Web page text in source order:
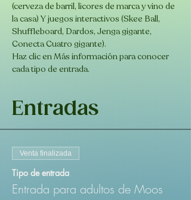
(cerveza de barril, licores de marca y vino de
la casa) Y juegos interactivos (Skee Ball,
Shuffleboard, Dardos, Jenga gigante,
Conecta Cuatro gigante).
Haz clic en Más información para conocer
cada tipo de entrada.
Entradas
Venta finalizada
Tipo de entrada
Entrada para adultos de Moos